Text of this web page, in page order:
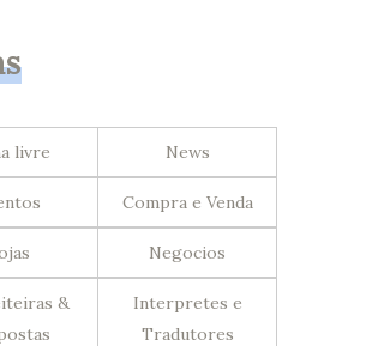
livre News
Compra e Venda
Negocios
&
Interpretes e
Tradutores